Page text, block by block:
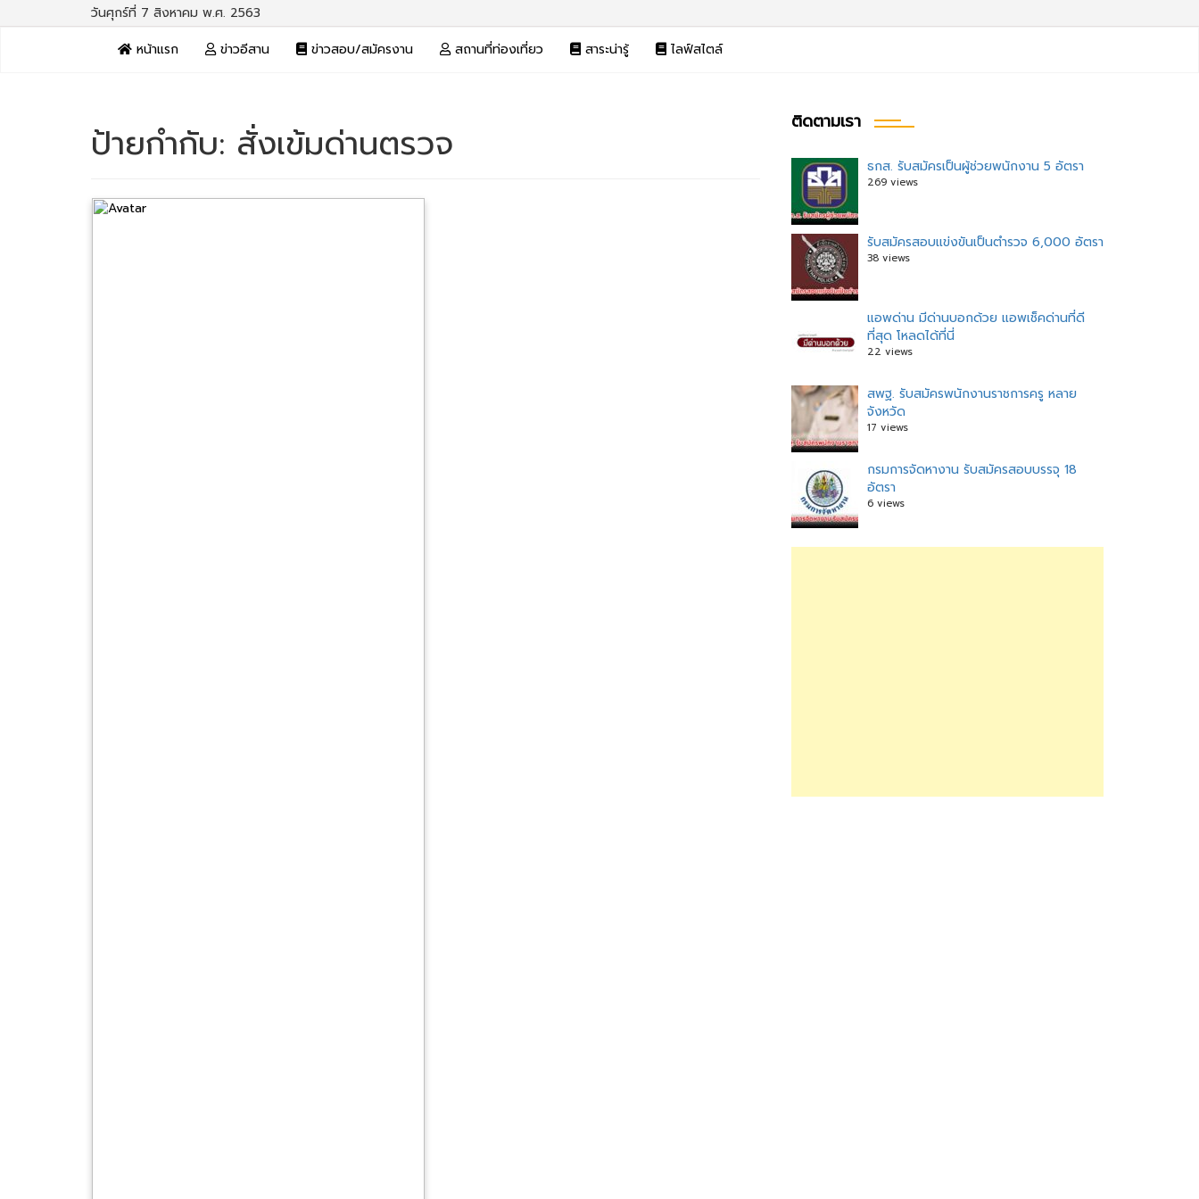
วันศุกร์ที่ 7 สิงหาคม พ.ศ. 2563
หน้าแรก
ข่าวอีสาน ข่าวสอบ/สมัครงาน สถานที่ท่องเที่ยว สาระน่ารู้ ไลฟ์สไตล์
ป้ายกำกับ: สั่งเข้มด่านตรวจ ติดตามเรา
ธกส. รับสมัครเป็นผู้ช่วยพนักงาน 5 อัตรา
269 views
รับสมัครสอบแข่งขันเป็นตำรวจ 6,000 อัตรา
38 views
แอพด่าน มีด่านบอกด้วย แอพเช็คด่านที่ดี
ที่สุด โหลดได้ที่นี่
22 views
สพฐ. รับสมัครพนักงานราชการครู หลาย
จังหวัด
17 views
กรมการจัดหางาน รับสมัครสอบบรรจุ 18
อัตรา
6 views